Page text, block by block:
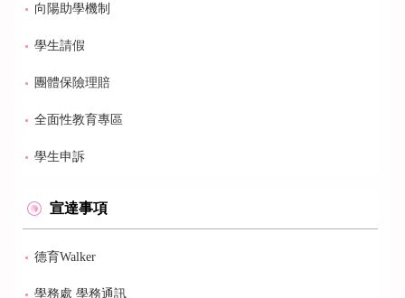
向陽助學機制
學生請假
團體保險理賠
全面性教育專區
學生申訴
宣達事項
德育Walker
學務處 學務通訊